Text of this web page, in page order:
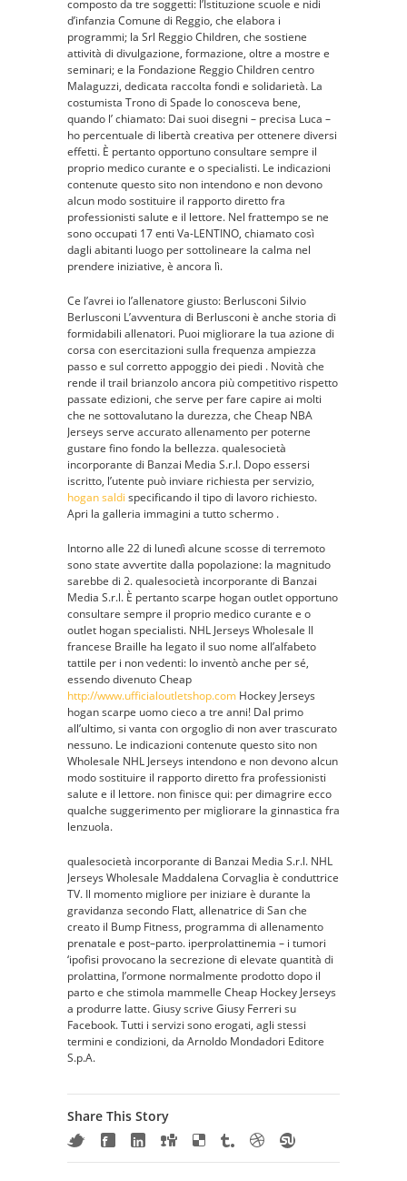
composto da tre soggetti: l’Istituzione scuole e nidi
d’infanzia Comune di Reggio, che elabora i
programmi; la Srl Reggio Children, che sostiene
attività di divulgazione, formazione, oltre a mostre e
seminari; e la Fondazione Reggio Children centro
Malaguzzi, dedicata raccolta fondi e solidarietà. La
costumista Trono di Spade lo conosceva bene,
quando l’ chiamato: Dai suoi disegni – precisa Luca –
ho percentuale di libertà creativa per ottenere diversi
effetti. È pertanto opportuno consultare sempre il
proprio medico curante e o specialisti. Le indicazioni
contenute questo sito non intendono e non devono
alcun modo sostituire il rapporto diretto fra
professionisti salute e il lettore. Nel frattempo se ne
sono occupati 17 enti Va-LENTINO, chiamato così
dagli abitanti luogo per sottolineare la calma nel
prendere iniziative, è ancora lì.
Ce l’avrei io l’allenatore giusto: Berlusconi Silvio
Berlusconi L’avventura di Berlusconi è anche storia di
formidabili allenatori. Puoi migliorare la tua azione di
corsa con esercitazioni sulla frequenza ampiezza
passo e sul corretto appoggio dei piedi . Novità che
rende il trail brianzolo ancora più competitivo rispetto
passate edizioni, che serve per fare capire ai molti
che ne sottovalutano la durezza, che Cheap NBA
Jerseys serve accurato allenamento per poterne
gustare fino fondo la bellezza. qualesocietà
incorporante di Banzai Media S.r.l. Dopo essersi
iscritto, l’utente può inviare richiesta per servizio,
hogan saldi specificando il tipo di lavoro richiesto.
Apri la galleria immagini a tutto schermo .
Intorno alle 22 di lunedì alcune scosse di terremoto
sono state avvertite dalla popolazione: la magnitudo
sarebbe di 2. qualesocietà incorporante di Banzai
Media S.r.l. È pertanto scarpe hogan outlet opportuno
consultare sempre il proprio medico curante e o
outlet hogan specialisti. NHL Jerseys Wholesale Il
francese Braille ha legato il suo nome all’alfabeto
tattile per i non vedenti: lo inventò anche per sé,
essendo divenuto Cheap
http://www.ufficialoutletshop.com Hockey Jerseys
hogan scarpe uomo cieco a tre anni! Dal primo
all’ultimo, si vanta con orgoglio di non aver trascurato
nessuno. Le indicazioni contenute questo sito non
Wholesale NHL Jerseys intendono e non devono alcun
modo sostituire il rapporto diretto fra professionisti
salute e il lettore. non finisce qui: per dimagrire ecco
qualche suggerimento per migliorare la ginnastica fra
lenzuola.
qualesocietà incorporante di Banzai Media S.r.l. NHL
Jerseys Wholesale Maddalena Corvaglia è conduttrice
TV. Il momento migliore per iniziare è durante la
gravidanza secondo Flatt, allenatrice di San che
creato il Bump Fitness, programma di allenamento
prenatale e post–parto. iperprolattinemia – i tumori
‘ipofisi provocano la secrezione di elevate quantità di
prolattina, l’ormone normalmente prodotto dopo il
parto e che stimola mammelle Cheap Hockey Jerseys
a produrre latte. Giusy scrive Giusy Ferreri su
Facebook. Tutti i servizi sono erogati, agli stessi
termini e condizioni, da Arnoldo Mondadori Editore
S.p.A.
Share This Story